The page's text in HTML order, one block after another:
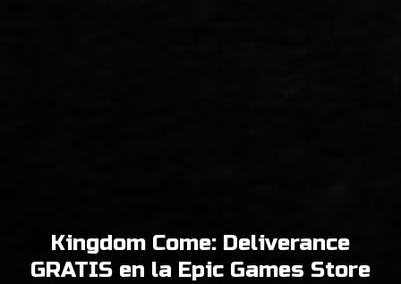
Kingdom Come: Deliverance
GRATIS en la Epic Games Store